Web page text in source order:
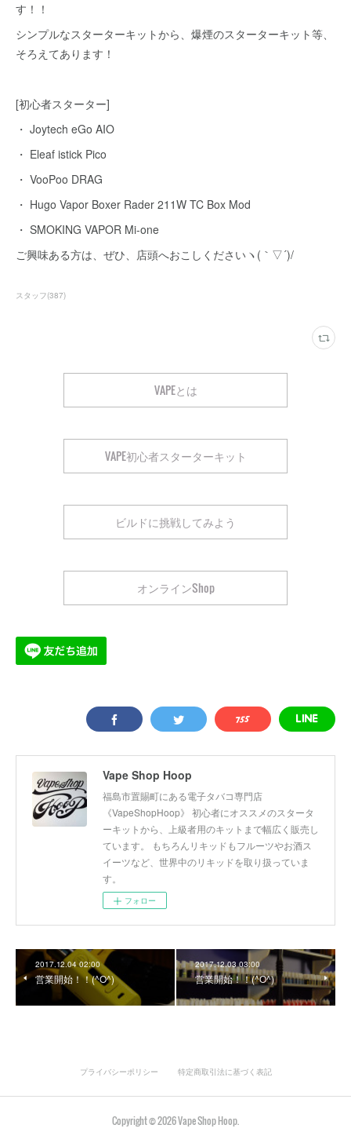
す！！
シンプルなスターターキットから、爆煙のスターターキット等、
そろえてあります！
[初心者スターター]
・ Joytech eGo AIO
・ Eleaf istick Pico
・ VooPoo DRAG
・ Hugo Vapor Boxer Rader 211W TC Box Mod
・ SMOKING VAPOR Mi-one
ご興味ある方は、ぜひ、店頭へおこしくださいヽ(｀▽´)/
スタッフ(387)
VAPEとは
VAPE初心者スターターキット
ビルドに挑戦してみよう
オンラインShop
Vape Shop Hoop
福島市置賜町にある電子タバコ専門店
《VapeShopHoop》 初心者にオススメのスタータ
ーキットから、上級者用のキットまで幅広く販売し
ています。 もちろんリキッドもフルーツやお酒ス
イーツなど、世界中のリキッドを取り扱っていま
す。
フォロー
2017.12.04 02:00
営業開始！！(^O^)
2017.12.03 03:00
営業開始！！(^O^)
プライバシーポリシー 特定商取引法に基づく表記
Copyright ©2026Vape Shop Hoop.